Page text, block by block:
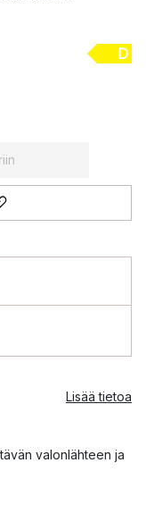
D
Lisää tietoa
valonlähteen ja